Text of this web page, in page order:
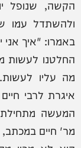
הקשה, שנופל
ולהשתדל עמו
באמרו: "איך
החלטנו לעשות
מה עליו
איגרת לרבי
המעשה
מר' חיים